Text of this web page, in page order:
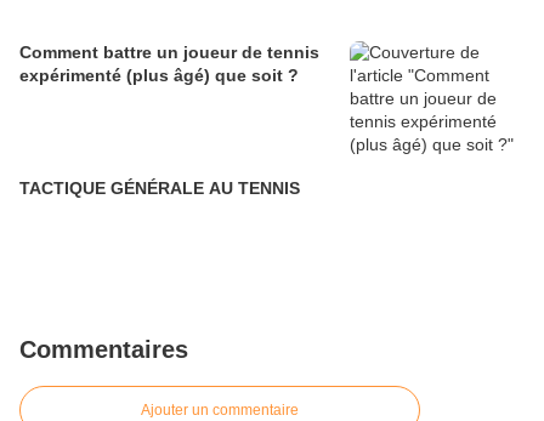
Comment battre un joueur de tennis
expérimenté (plus âgé) que soit ?
TACTIQUE GÉNÉRALE AU TENNIS
Commentaires
Ajouter un commentaire